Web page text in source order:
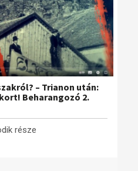
megszilárdulása
emlékezet
(feltöltés alatt)
– Trianon után:
Beharangozó 2.
része